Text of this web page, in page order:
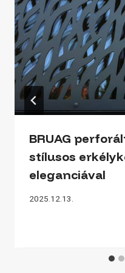
BRUAG
stílusos
eleganciával
2025.12.13.